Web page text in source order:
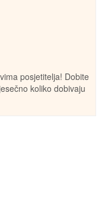
posjetitelja! Dobite
koliko dobivaju